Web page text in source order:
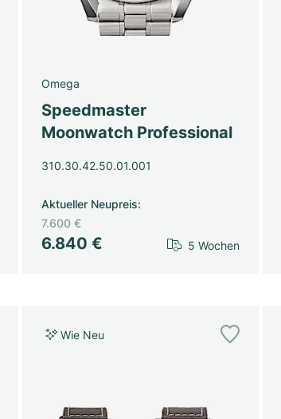
Omega
Speedmaster
Moonwatch Professional
310.30.42.50.01.001
6.840 €
Aktueller Neupreis:
7.600 €
5 Wochen
Wie Neu